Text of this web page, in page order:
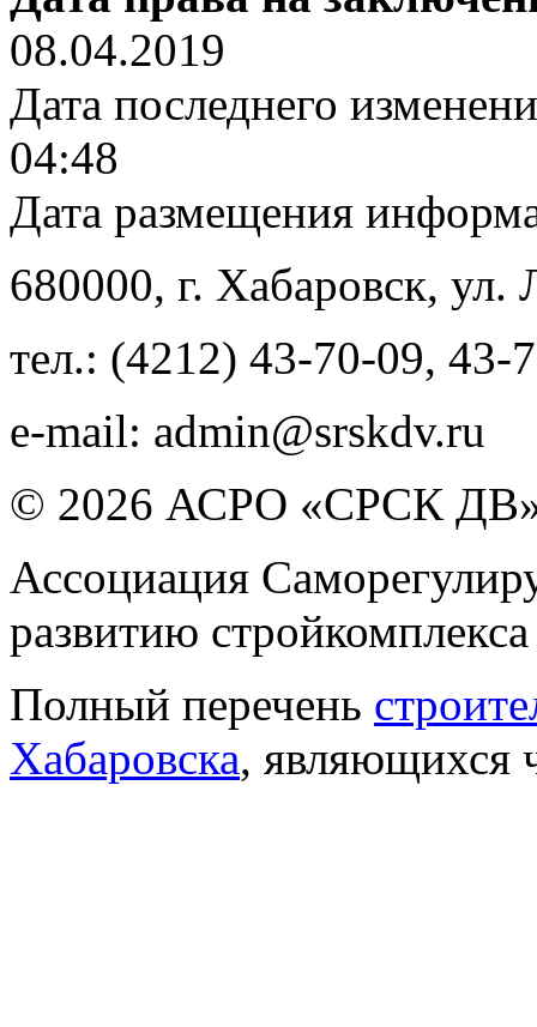
08.04.2019
Дата последнего
04:48
Дата размещения
680000, г. Хабаровск, ул.
тел.: (4212) 43-70-09, 43-
e-mail: admin@srskdv.ru
© 2026 АСРО «СРСК
Ассоциация
развитию
Полный перечень
Хабаровска, являющихся